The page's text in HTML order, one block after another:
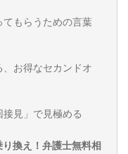
もらうための言葉
お得なセカンドオ
見」で見極める
換え！弁護士無料相